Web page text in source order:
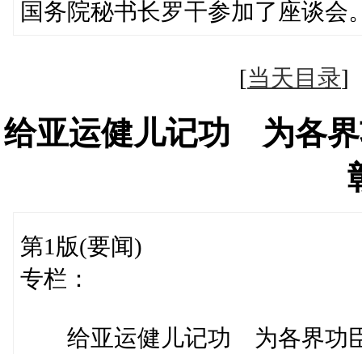
国务院秘书长罗干参加了座谈会
[当天目录
给亚运健儿记功 为各界
第1版(要闻)
专栏：
给亚运健儿记功 为各界功